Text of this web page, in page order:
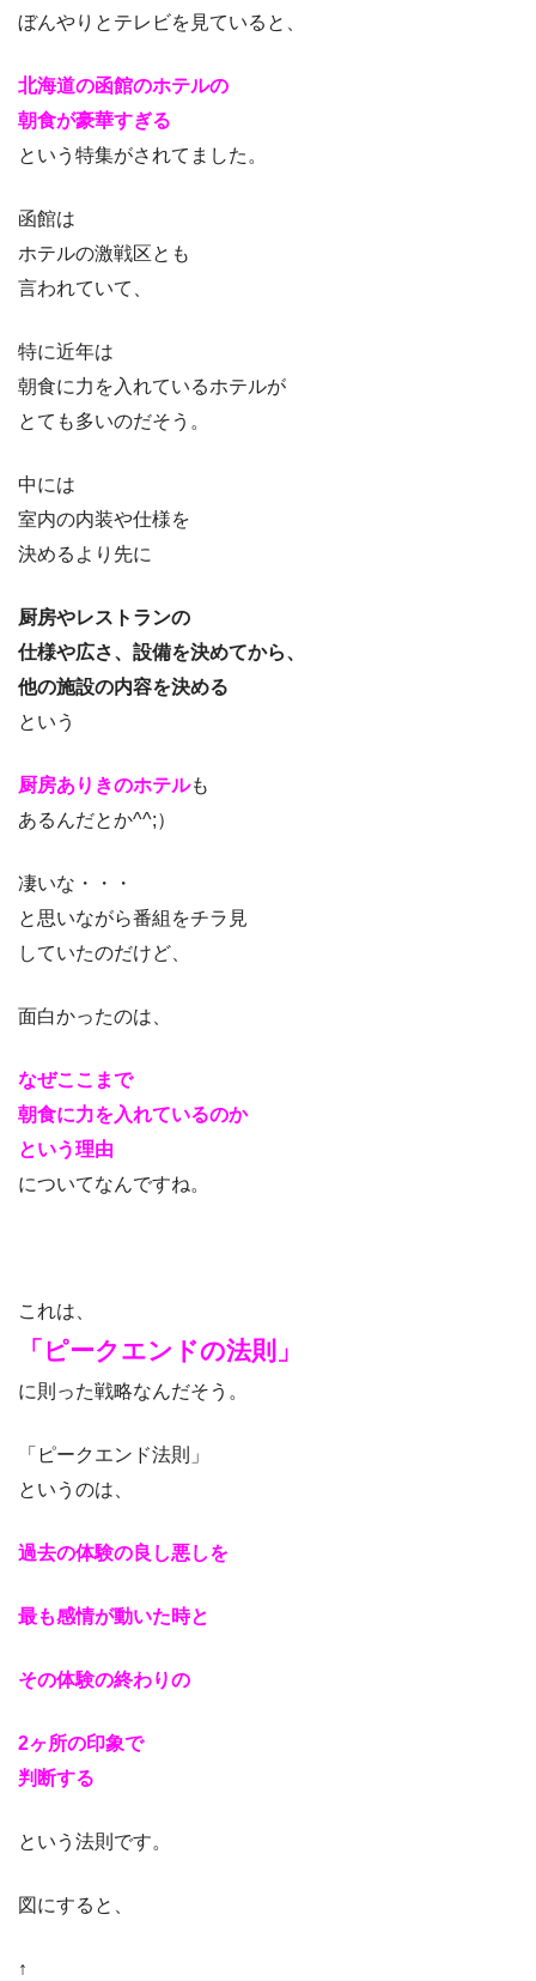
ぼんやりとテレビを見ていると、
北海道の函館のホテルの
朝食が豪華すぎる
という特集がされてました。
函館は
ホテルの激戦区とも
言われていて、
特に近年は
朝食に力を入れているホテルが
とても多いのだそう。
中には
室内の内装や仕様を
決めるより先に
厨房やレストランの
仕様や広さ、設備を決めてから、
他の施設の内容を決める
という
厨房ありきのホテルも
あるんだとか^^;）
凄いな・・・
と思いながら番組をチラ見
していたのだけど、
面白かったのは、
なぜここまで
朝食に力を入れているのか
という理由
についてなんですね。
これは、
「ピークエンドの法則」
に則った戦略なんだそう。
「ピークエンド法則」
というのは、
過去の体験の良し悪しを
最も感情が動いた時と
その体験の終わりの
2ヶ所の印象で
判断する
という法則です。
図にすると、
↑